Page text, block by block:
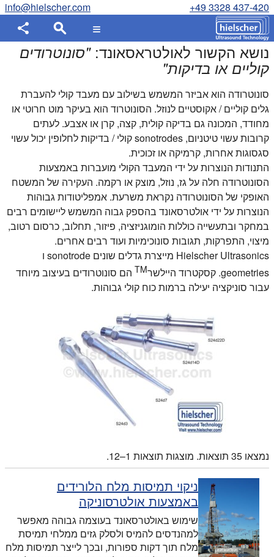
+49 3328 437-420
info@hielscher.com
נושא הקשור לאולטראסאונד:"סונוטרודים
קוליים או בדיקות"
סונוטרודה הוא אביזר המשמש בשילוב עם מעבד קולי להעברת
גלים קוליים / אקוסטיים לנוזל. הסונוטרוד הוא בעיקר מוט חרוטי או
מחודד, המכונה גם בדיקה קולית, קצה, קרן או אצבע. לעתים
קרובות עשוי טיטניום, sonotrodes קולי / בדיקות לחלופין יכול עשוי
סגסוגות אחרות, קרמיקה או זכוכית.
התנודות הנוצרות על ידי המעבד הקולי מועברות באמצעות
הסונוטרודה חלה על גז, נוזל, מוצק או רקמה. העקירה של המשטח
האופקי של הסונוטרודה נקראת משרעת. אמפליטודות גבוהות
הנוצרות על ידי אולטרסאונד בהספק גבוה המשמש ליישומים רבים
במחקר ובתעשייה כוללות הומוגניזציה, פיזור, תחלוב, כרסום רטוב,
מיצוי, התפרקות, תגובות סונוכימיות ועוד רבים אחרים.
Hielscher Ultrasonics מייצרת גדלים שונים sonotrode ו
geometries. קסקטרוד היילשר
TM הם סונוטרודים בעיצוב מיוחד
עבור סוניקציה יעילה ברמות כוח קולי גבוהות.
נמצאו 35 תוצאות. מוצגות תוצאות 1–12.
ניקוי תמיסות מלח הלורידים
באמצעות אולטרסוניקה
שימוש באולטרסאונד בעוצמה גבוהה מאפשר
למהנדסים להמיס ולסלק גזים ממלחי תמיסת
מלח תוך דקות ספורות, ובכך לייצר תמיסות מלח